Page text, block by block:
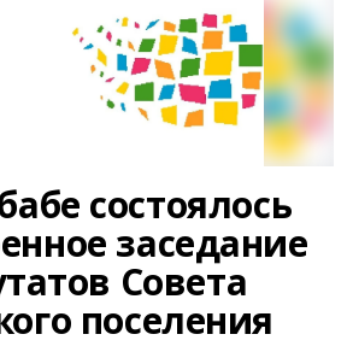
состоялось
заседание
Совета
поселения